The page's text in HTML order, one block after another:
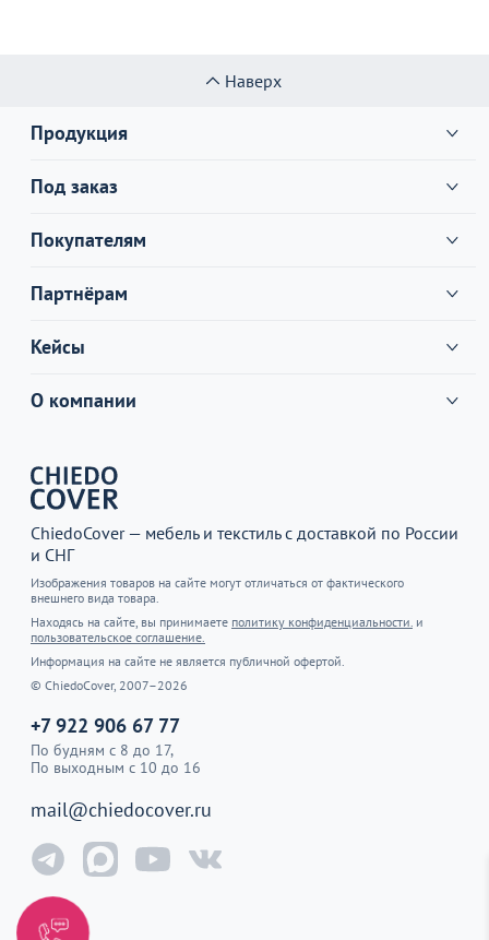
Наверх
Продукция
Под заказ
Покупателям
Партнёрам
Кейсы
О компании
ChiedoCover — мебель и текстиль с доставкой по России
и СНГ
Изображения товаров на сайте могут отличаться от фактического
внешнего вида товара.
Находясь на сайте, вы принимаете политику конфиденциальности. и
пользовательское соглашение.
Информация на сайте не является публичной офертой.
© ChiedoCover, 2007–2026
+7 922 906 67 77
По будням с 8 до 17,
По выходным с 10 до 16
mail@chiedocover.ru